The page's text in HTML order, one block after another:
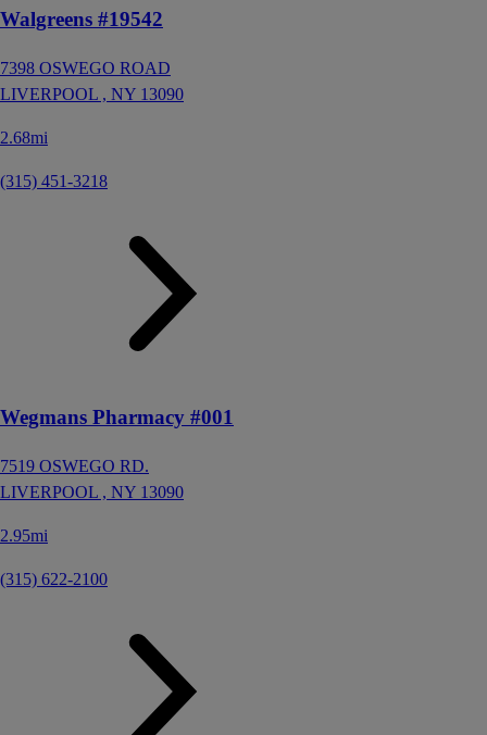
Walgreens #19542
7398 OSWEGO ROAD
LIVERPOOL , NY 13090
2.68mi
(315) 451-3218
Wegmans Pharmacy #001
7519 OSWEGO RD.
LIVERPOOL , NY 13090
2.95mi
(315) 622-2100